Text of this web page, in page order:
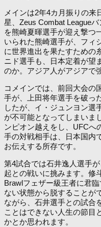
メインは2年4カ月振りの
星、Zeus Combat League
を熊崎夏暉選手が迎え撃つ
いられた熊崎選手が、フィ
に世界進出を果たすための
ニド選手も、日本定着が望
のか。アジア人がアジアで
コメインでは、前回大会の
手が、上田将年選手を破っ
したが、イ・ジュンヨン選
が不可能となってしまいま
ンピオン越えをし、UFCへ
手の対戦相手は、日本国内
お伝えする所存です。
第4試合では石井逸人選手
起との戦いに挑みます。修
Brawlフェザー級王者に君
ない状態から脱することが
ながら、石井選手との試合
ことはできない人生の節目
かとか思われます。